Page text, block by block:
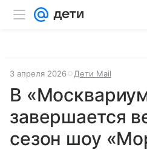
3 апреля 2026 Дети Mail
В
завершается
сезон шоу